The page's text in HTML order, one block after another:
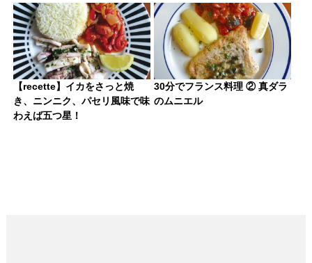
【recette】イカをさっと焼
き、ニンニク、パセリ風味で味
わえば五つ星！
30分でフランス料理 ② 真ダラ
のムニエル